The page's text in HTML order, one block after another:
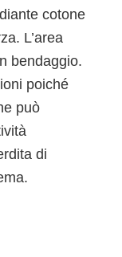
cotone
L’area
bendaggio.
poiché
può
di